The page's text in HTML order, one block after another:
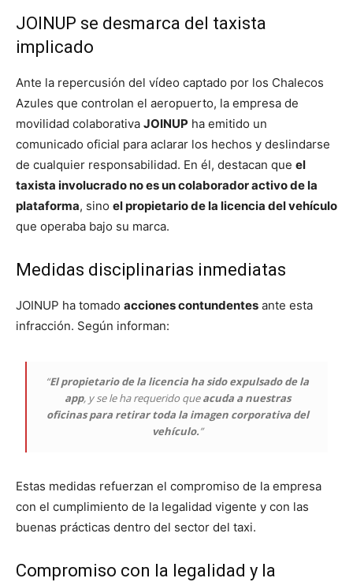
JOINUP se desmarca del taxista
implicado
Ante la repercusión del vídeo captado por los Chalecos
Azules que controlan el aeropuerto, la empresa de
movilidad colaborativa JOINUP ha emitido un
comunicado oficial para aclarar los hechos y deslindarse
de cualquier responsabilidad. En él, destacan que el
taxista involucrado no es un colaborador activo de la
plataforma, sino el propietario de la licencia del vehículo
que operaba bajo su marca.
Medidas disciplinarias inmediatas
JOINUP ha tomado acciones contundentes ante esta
infracción. Según informan:
“El propietario de la licencia ha sido expulsado de la
app, y se le ha requerido queacuda a nuestras
oficinas para retirar toda la imagen corporativa del
vehículo.”
Estas medidas refuerzan el compromiso de la empresa
con el cumplimiento de la legalidad vigente y con las
buenas prácticas dentro del sector del taxi.
Compromiso con la legalidad y la